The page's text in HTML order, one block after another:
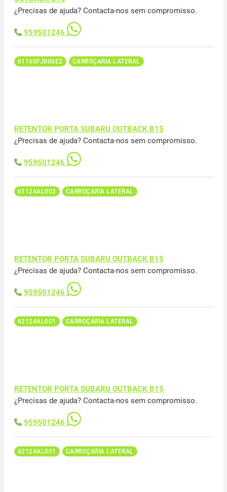
¿Precisas de ajuda? Contacta-nos sem compromisso.
959501246
61160FJ000E2 CARROÇARIA LATERAL
RETENTOR PORTA SUBARU OUTBACK B15
¿Precisas de ajuda? Contacta-nos sem compromisso.
959501246
61124AL002 CARROÇARIA LATERAL
RETENTOR PORTA SUBARU OUTBACK B15
¿Precisas de ajuda? Contacta-nos sem compromisso.
959501246
62124AL001 CARROÇARIA LATERAL
RETENTOR PORTA SUBARU OUTBACK B15
¿Precisas de ajuda? Contacta-nos sem compromisso.
959501246
62124AL001 CARROÇARIA LATERAL